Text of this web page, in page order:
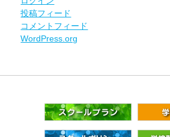
投稿フィード
コメントフィード
WordPress.org